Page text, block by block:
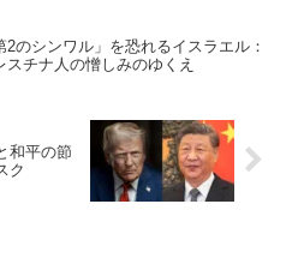
2のシンワル」を恐れるイスラエル：
スチナ人の憎しみのゆくえ
和平の節
ク